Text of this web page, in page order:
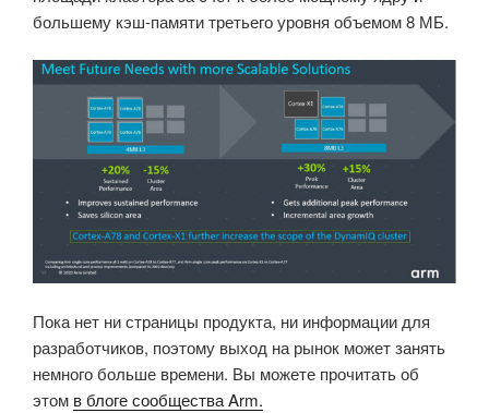
большему кэш-памяти третьего уровня объемом 8 МБ.
Пока нет ни страницы продукта, ни информации для
разработчиков, поэтому выход на рынок может занять
немного больше времени. Вы можете прочитать об
этом в блоге сообщества Arm.